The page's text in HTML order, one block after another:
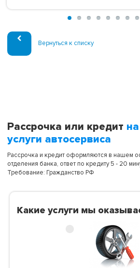
Вернуться к списку
Рассрочка или кредит
услуги автосервиса
Рассрочка и кредит оформляются в нашем
отделения банка, ответ по кредиту 5 - 20
Требование: Гражданство РФ
Какие услуги мы